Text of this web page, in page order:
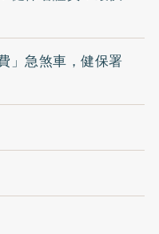
」急煞車，健保署